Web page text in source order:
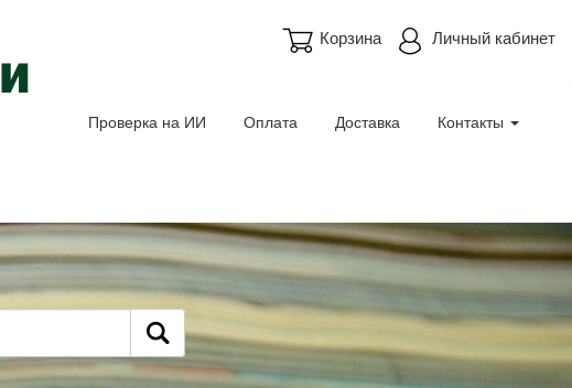
Личный кабинет
Корзина
Проверка на ИИ Оплата Доставка Контакты